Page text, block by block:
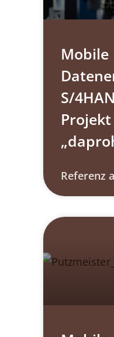
Mobile
S/
Projekt
Referenz